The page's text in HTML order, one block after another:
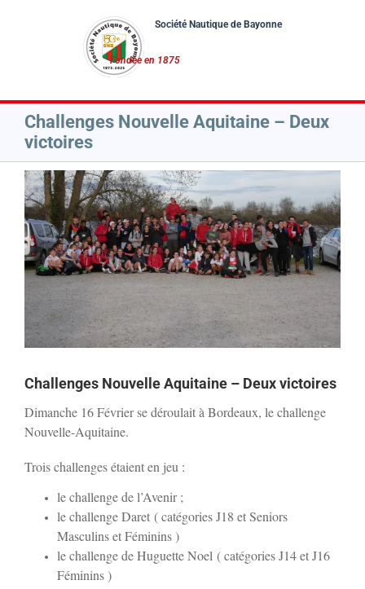
Challenges Nouvelle Aquitaine – Deux
victoires
Voir
l'image
agrandie
Challenges Nouvelle Aquitaine – Deux victoires
Dimanche 16 Février se déroulait à Bordeaux, le challenge
Nouvelle-Aquitaine.
Trois challenges étaient en jeu :
le challenge de l’Avenir ;
le challenge Daret ( catégories J18 et Seniors
Masculins et Féminins )
le challenge de Huguette Noel ( catégories J14 et J16
Féminins )